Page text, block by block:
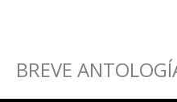
BREVE